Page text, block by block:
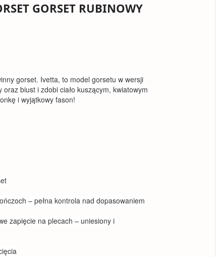
GORSET RUBINOWY
gorset. Ivetta, to model gorsetu w wersji
biust i zdobi ciało kuszącym, kwiatowym
i wyjątkowy fason!
– pełna kontrola nad dopasowaniem
zapięcie na plecach – uniesiony i